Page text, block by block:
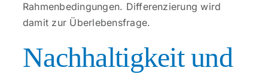
Rahmenbedingungen. Differenzierung wird
damit zur Überlebensfrage.
Nachhaltigkeit und